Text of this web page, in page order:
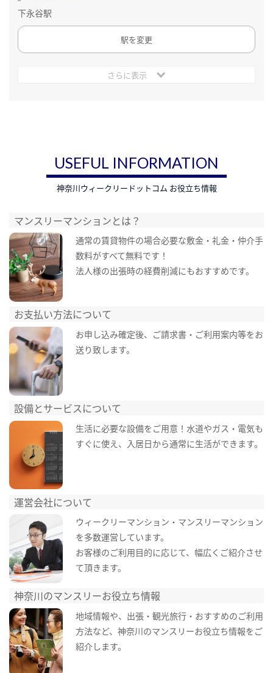
下永谷駅
駅を変更
さらに表示
USEFUL INFORMATION
神奈川ウィークリードットコム お役立ち情報
マンスリーマンションとは？
通常の賃貸物件の場合必要な敷金・礼金・仲介手
数料がすべて無料です！
法人様の出張時の経費削減にもおすすめです。
お支払い方法について
お申し込み確定後、ご請求書・ご利用案内等をお
送り致します。
設備とサービスについて
生活に必要な設備をご用意！水道やガス・電気も
すぐに使え、入居日から通常に生活ができます。
運営会社について
ウィークリーマンション・マンスリーマンション
を多数運営しています。
お客様のご利用目的に応じて、幅広くご紹介させ
て頂きます。
神奈川のマンスリーお役立ち情報
地域情報や、出張・観光旅行・おすすめのご利用
方法など、神奈川のマンスリーお役立ち情報をご
紹介します。